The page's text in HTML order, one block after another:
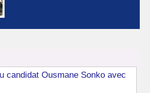
candidat Ousmane Sonko avec